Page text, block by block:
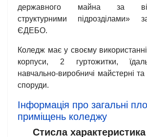
державного майна за
структурними підрозділами»
ЄДЕБО.
Коледж має у своєму
корпуси, 2 гуртожитки,
навчально-виробничі майстерні та
споруди.
Інформація про загальні
приміщень коледжу
Стисла